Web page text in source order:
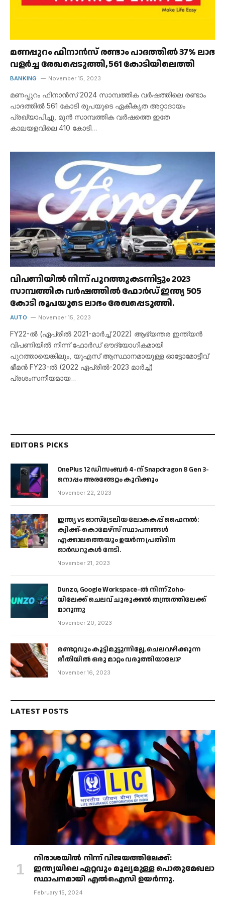
മണപ്പുറം ഫിനാൻസ് രണ്ടാം പാദത്തിൽ 37% ലാഭ
വളർച്ച രേഖപ്പെടുത്തി, ₹561 കോടിയിലെത്തി
BANKING November 15, 2023
മണപ്പുറം ഫിനാൻസ് 2024 സാമ്പത്തിക വർഷത്തിലെ രണ്ടാം
പാദത്തിൽ 561 കോടി രൂപയുടെ ഏകീകൃത അറ്റാദായം
പ്രഖ്യാപിച്ചു, മുൻ സാമ്പത്തിക വർഷത്തെ ഇതേ
കാലയളവിലെ 410 കോടി…
വിപണിയിൽ നിന്ന് പുറത്തുകടന്നിട്ടും 2023
സാമ്പത്തിക വർഷത്തിൽ ഫോർഡ് ഇന്ത്യ 505
കോടി രൂപയുടെ ലാഭം രേഖപ്പെടുത്തി.
AUTO November 15, 2023
FY22-ൽ (ഏപ്രിൽ 2021-മാർച്ച് 2022) ആഭ്യന്തര ഇന്ത്യൻ
വിപണിയിൽ നിന്ന് ഫോർഡ് ഔദ്യോഗികമായി
പുറത്തായെങ്കിലും, യുഎസ് ആസ്ഥാനമായുള്ള ഓട്ടോമോട്ടീവ്
ഭീമൻ FY23-ൽ (2022 ഏപ്രിൽ-2023 മാർച്ച്)
പ്രശംസനീയമായ…
EDITORS PICKS
OnePlus 12 ഡിസംബർ 4-ന് Snapdragon 8 Gen 3-
നൊപ്പം അരങ്ങേറ്റം കുറിക്കും
November 22, 2023
ഇന്ത്യ vs ഓസ്‌ട്രേലിയ ലോകകപ്പ് ഫൈനൽ:
ക്വിക്ക്-കൊമേഴ്‌സ് സ്ഥാപനങ്ങൾ
എക്കാലത്തെയും ഉയർന്ന പ്രതിദിന
ഓർഡറുകൾ നേടി.
November 21, 2023
Dunzo, Google Workspace-ൽ നിന്ന് Zoho-
യിലേക്ക് ചെലവ് ചുരുക്കൽ തന്ത്രത്തിലേക്ക്
മാറുന്നു
November 20, 2023
രണ്ടറ്റവും കൂട്ടിമുട്ടുന്നില്ലേ, ചെലവഴിക്കുന്ന
രീതിയിൽ ഒരു മാറ്റം വരുത്തിയാലോ?
November 16, 2023
LATEST POSTS
നിരാശയിൽ നിന്ന് വിജയത്തിലേക്ക്:
ഇന്ത്യയിലെ ഏറ്റവും മൂല്യമുള്ള പൊതുമേഖലാ
സ്ഥാപനമായി എൽഐസി ഉയർന്നു.
February 15, 2024